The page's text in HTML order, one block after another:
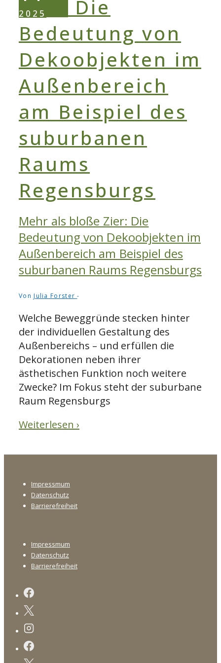
2025
Mehr als bloße Zier: Die
Bedeutung von Dekoobjekten im
Außenbereich am Beispiel des
suburbanen Raums Regensburgs
VonJulia Forster
Welche Beweggründe stecken hinter
der individuellen Gestaltung des
Außenbereichs – und erfüllen die
Dekorationen neben ihrer
ästhetischen Funktion noch weitere
Zwecke? Im Fokus steht der suburbane
Raum Regensburgs
Weiterlesen ›
MenüImpressmum
Datenschutz
Barrierefreiheit
MenüImpressmum
Datenschutz
Barrierefreiheit